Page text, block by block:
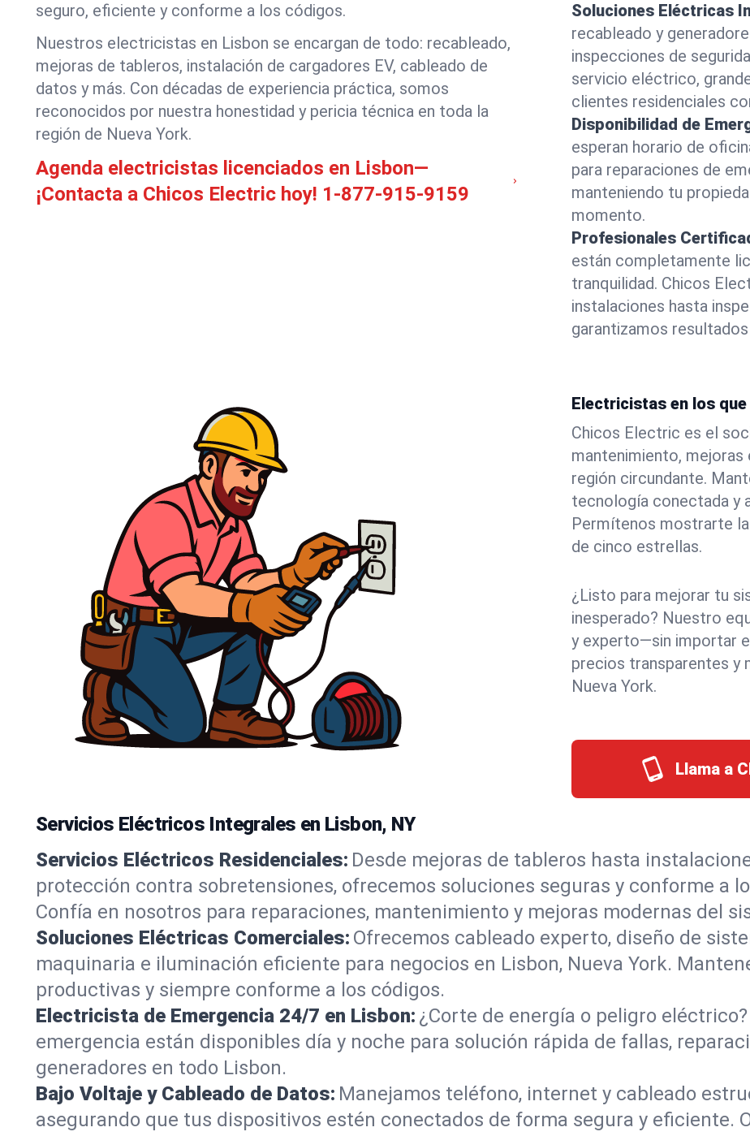
seguro, eficiente y conforme a los códigos.
Nuestros electricistas en Lisbon se encargan de todo: recableado,
mejoras de tableros, instalación de cargadores EV, cableado de
datos y más. Con décadas de experiencia práctica, somos
reconocidos por nuestra honestidad y pericia técnica en toda la
región de Nueva York.
Agenda electricistas licenciados en Lisbon—
¡Contacta a Chicos Electric hoy! 1-877-915-9159
Soluciones Eléctricas
recableado y
inspecciones de
servicio eléctrico,
clientes residenciales
Disponibilidad de
esperan horario de
para reparaciones de
manteniendo tu
momento.
Profesionales
están completamente
tranquilidad. Chicos
instalaciones hasta
garantizamos
Electricistas en los
Chicos Electric es el
mantenimiento,
región circundante.
tecnología conectada y
Permítenos mostrarte
de cinco estrellas.
¿Listo para mejorar tu
inesperado? Nuestro
y experto—sin importar
precios transparentes y
Nueva York.
Llama a
Servicios Eléctricos Integrales en Lisbon, NY
Servicios Eléctricos Residenciales: Desde mejoras de tableros hasta
protección contra sobretensiones, ofrecemos soluciones seguras y conforme a
Confía en nosotros para reparaciones, mantenimiento y mejoras modernas del
Soluciones Eléctricas Comerciales: Ofrecemos cableado experto, diseño de
maquinaria e iluminación eficiente para negocios en Lisbon, Nueva York.
productivas y siempre conforme a los códigos.
Electricista de Emergencia 24/7 en Lisbon: ¿Corte de energía o peligro
emergencia están disponibles día y noche para solución rápida de fallas,
generadores en todo Lisbon.
Bajo Voltaje y Cableado de Datos: Manejamos teléfono, internet y cableado
asegurando que tus dispositivos estén conectados de forma segura y eficiente.